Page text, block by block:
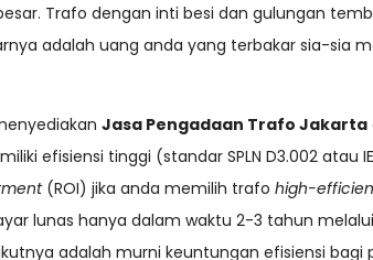
Trafo dengan inti besi dan gulungan
adalah uang anda yang terbakar sia-sia
Jasa Pengadaan Trafo Jakarta
efisiensi tinggi (standar SPLN D3.002
(ROI) jika anda memilih trafo high-
lunas hanya dalam waktu 2-3 tahun
adalah murni keuntungan efisiensi bagi